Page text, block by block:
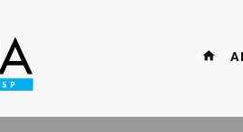
home A